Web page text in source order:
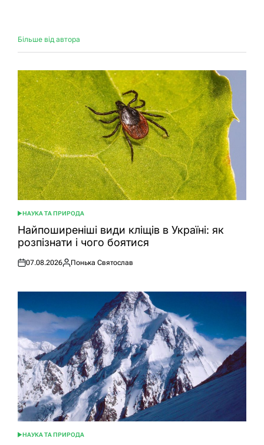
Більше від автора
ОПУБЛІКУВАТИ
У
НАУКА ТА ПРИРОДА
Найпоширеніші види кліщів в Україні: як
розпізнати і чого боятися
Оприлюднено
07.08.2026
Опубліковано
Понька Святослав
ОПУБЛІКУВАТИ
НАУКА ТА ПРИРОДА